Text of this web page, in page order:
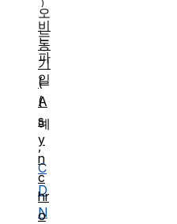
오
는
파
일
(
예
,
C
D
N
비
동
기
(
A
s
y
n
c
hr
o